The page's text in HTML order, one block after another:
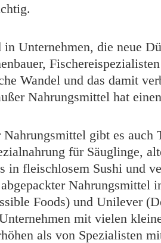
Unternehmen, die neue
Wandel und das damit
Nahrungsmittel hat
Nahrungsmittel gibt es auch
für Säuglinge,
in fleischlosem Sushi und
Nahrungsmittel
Foods) und Unilever
mit vielen
als von Spezialisten